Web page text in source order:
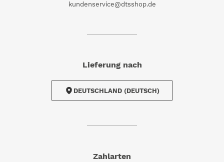
kundenservice@dtsshop.de
Lieferung nach
DEUTSCHLAND (DEUTSCH)
Zahlarten